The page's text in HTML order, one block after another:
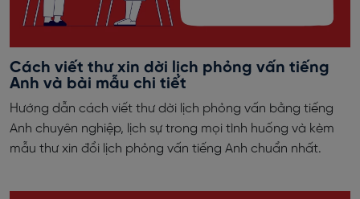
Cách viết thư xin dời lịch phỏng vấn tiếng
Anh và bài mẫu chi tiết
Hướng dẫn cách viết thư dời lịch phỏng vấn bằng tiếng
Anh chuyên nghiệp, lịch sự trong mọi tình huống và kèm
mẫu thư xin đổi lịch phỏng vấn tiếng Anh chuẩn nhất.